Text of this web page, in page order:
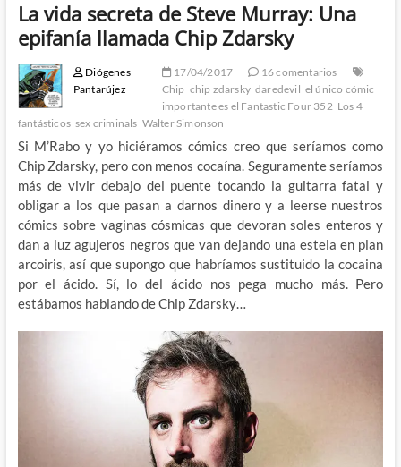
La vida secreta de Steve Murray: Una
epifanía llamada Chip Zdarsky
Diógenes
Pantarújez
17/04/2017
16 comentarios
Chip chip zdarsky daredevil el único cómic
importante es el Fantastic Four 352 Los 4
fantásticos sex criminals Walter Simonson
Si M’Rabo y yo hiciéramos cómics creo que seríamos como
Chip Zdarsky, pero con menos cocaína. Seguramente seríamos
más de vivir debajo del puente tocando la guitarra fatal y
obligar a los que pasan a darnos dinero y a leerse nuestros
cómics sobre vaginas cósmicas que devoran soles enteros y
dan a luz agujeros negros que van dejando una estela en plan
arcoiris, así que supongo que habríamos sustituido la cocaina
por el ácido. Sí, lo del ácido nos pega mucho más. Pero
estábamos hablando de Chip Zdarsky…